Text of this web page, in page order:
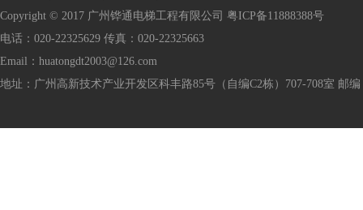
Copyright © 2017 广州铧通电梯工程有限公司 粤ICP备11888388号
电话：020-22325629 传真：020-22325663
Email：huatongdt2003@126.com
地址：广州高新技术产业开发区科丰路85号（自编C2栋）707-708室 邮编